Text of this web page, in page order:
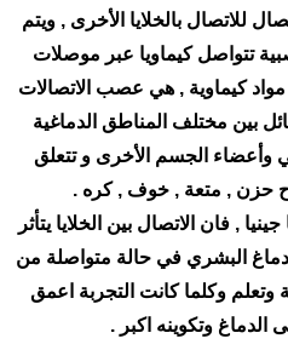
نقطة اتصال للاتصال بالخلايا الأخرى , ويتم
تتواصل كيماويا عبر موصلات
كيماوية , هي عصب الاتصالات
بين مختلف المناطق الدماغية
وأعضاء الجسم الأخرى و تتعلق
حزن , متعة , خوف , كره .
, فان الاتصال بين الخلايا يتأثر
البشري في حالة متواصلة من
وتعلم وكلما كانت التجربة اعمق
الدماغ وتكوينه اكبر .